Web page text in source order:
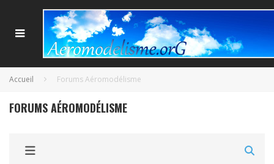
Accueil Forums Aéromodélisme
FORUMS AÉROMODÉLISME